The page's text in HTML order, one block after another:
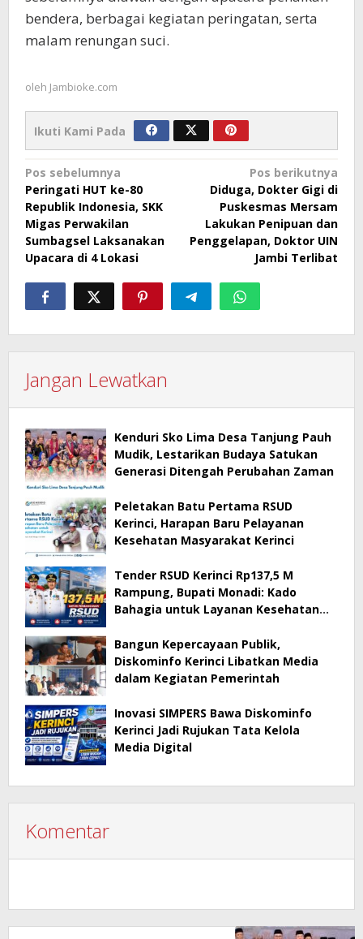
bendera, berbagai kegiatan peringatan, serta
malam renungan suci.
oleh Jambioke.com
Ikuti Kami Pada
Navigasi
pos
Pos sebelumnya
Peringati HUT ke-80
Republik Indonesia, SKK
Migas Perwakilan
Sumbagsel Laksanakan
Upacara di 4 Lokasi
Pos berikutnya
Diduga, Dokter Gigi di
Puskesmas Mersam
Lakukan Penipuan dan
Penggelapan, Doktor UIN
Jambi Terlibat
Jangan Lewatkan
Kenduri Sko Lima Desa Tanjung Pauh
Mudik, Lestarikan Budaya Satukan
Generasi Ditengah Perubahan Zaman
Peletakan Batu Pertama RSUD
Kerinci, Harapan Baru Pelayanan
Kesehatan Masyarakat Kerinci
Tender RSUD Kerinci Rp137,5 M
Rampung, Bupati Monadi: Kado
Bahagia untuk Layanan Kesehatan
Bangun Kepercayaan Publik,
Diskominfo Kerinci Libatkan Media
dalam Kegiatan Pemerintah
Inovasi SIMPERS Bawa Diskominfo
Kerinci Jadi Rujukan Tata Kelola
Media Digital
Komentar